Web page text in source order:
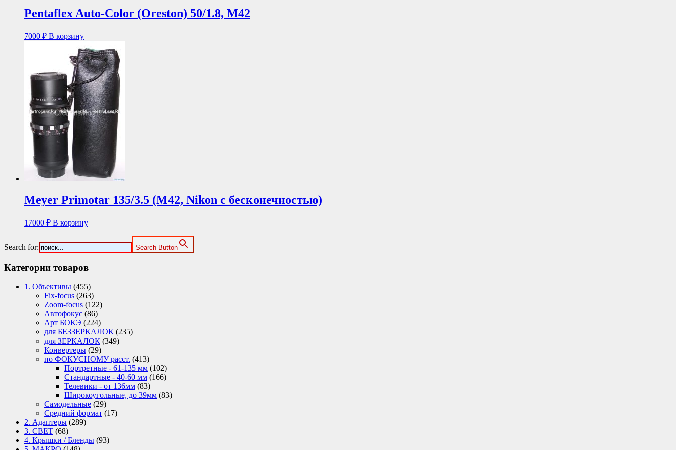
Pentaflex Auto-Color (Oreston) 50/1.8, М42
7000 ₽ В корзину
Meyer Primotar 135/3.5 (М42, Nikon с бесконечностью)
17000 ₽ В корзину
Search for: Search Button
Категории товаров
1. Объективы (455)
Fix-focus (263)
Zoom-focus (122)
Автофокус (86)
Арт БОКЭ (224)
для БЕЗЗЕРКАЛОК (235)
для ЗЕРКАЛОК (349)
Конвертеры (29)
по ФОКУСНОМУ расст. (413)
Портретные - 61-135 мм (102)
Стандартные - 40-60 мм (166)
Телевики - от 136мм (83)
Широкоугольные, до 39мм (83)
Самодельные (29)
Средний формат (17)
2. Адаптеры (289)
3. СВЕТ (68)
4. Крышки / Бленды (93)